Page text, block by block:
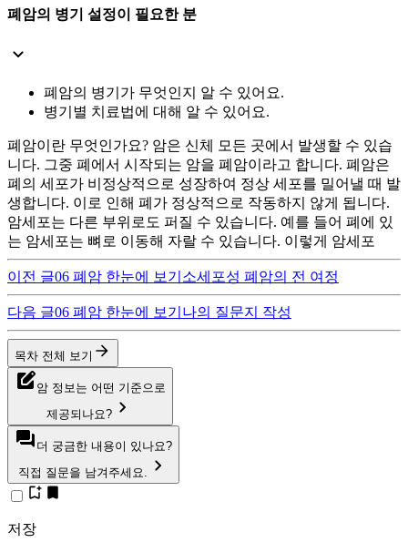
폐암의 병기 설정이 필요한 분
폐암의 병기가 무엇인지 알 수 있어요.
병기별 치료법에 대해 알 수 있어요.
폐암이란 무엇인가요? 암은 신체 모든 곳에서 발생할 수 있습
니다. 그중 폐에서 시작되는 암을 폐암이라고 합니다. 폐암은
폐의 세포가 비정상적으로 성장하여 정상 세포를 밀어낼 때 발
생합니다. 이로 인해 폐가 정상적으로 작동하지 않게 됩니다.
암세포는 다른 부위로도 퍼질 수 있습니다. 예를 들어 폐에 있
는 암세포는 뼈로 이동해 자랄 수 있습니다. 이렇게 암세포
이전 글06 폐암 한눈에 보기 소세포성 폐암의 전 여정
다음 글06 폐암 한눈에 보기 나의 질문지 작성
목차 전체 보기
암 정보는 어떤 기준으로
제공되나요?
더 궁금한 내용이 있나요?
직접 질문을 남겨주세요.
저장